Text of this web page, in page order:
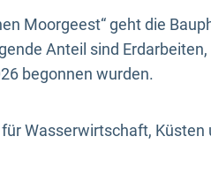
Moorgeest“ geht die
Anteil sind
begonnen wurden.
Wasserwirtschaft, Küsten